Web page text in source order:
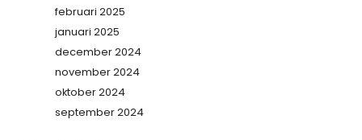
februari 2025
januari 2025
december 2024
november 2024
oktober 2024
september 2024